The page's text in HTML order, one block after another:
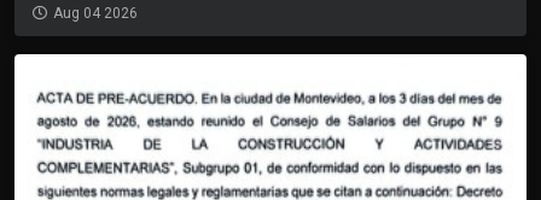
Aug 04 2026